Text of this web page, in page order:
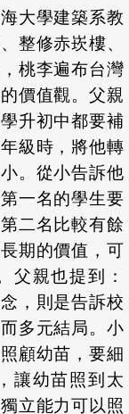
大學建築系教
整修赤崁樓、
桃李遍布台灣
價值觀。父親
升初中都要補
級時，將他轉
。從小告訴他
一名的學生要
二名比較有餘
期的價值，可
父親也提到：
，則是告訴校
多元結局。小
顧幼苗，要細
讓幼苗照到太
立能力可以照